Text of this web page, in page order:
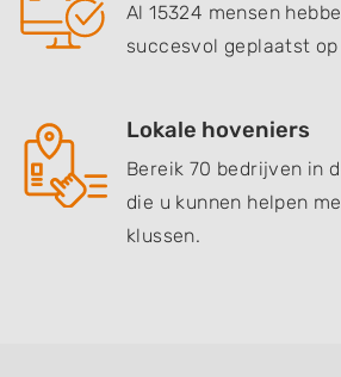
Al 15324 mensen
succesvol geplaatst
Lokale hoveniers
Bereik 70 bedrijven in
die u kunnen helpen
klussen.